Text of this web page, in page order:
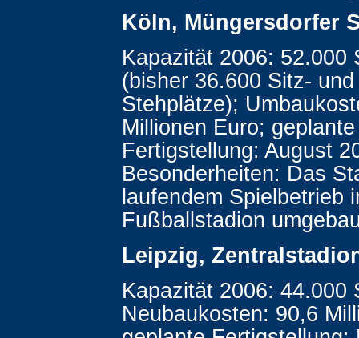
Köln, Müngersdorfer
Kapazität 2006: 52.000
(bisher 36.600 Sitz-
Stehplätze);
Millionen Euro; geplante
Fertigstellung: August
Besonderheiten: Das
laufendem Spielbetrieb
Fußballstadion
Leipzig,
Kapazität 2006: 44.000
Neubaukosten: 90,6